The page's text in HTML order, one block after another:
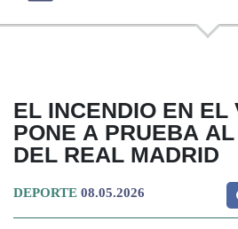
EL INCENDIO EN EL
PONE A PRUEBA
DEL REAL MADRID
DEPORTE 08.05.2026